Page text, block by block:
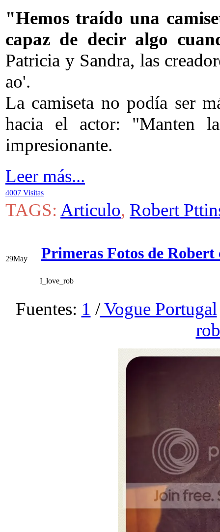
"Hemos traído una
capaz de decir algo
Patricia y Sandra, las
ao'.
La camiseta no podía ser
hacia el actor: "Manten
impresionante.
Leer más...
4007 Visitas
TAGS: Articulo, Robert
29May Primeras Fotos de
I_love_rob
Fuentes: 1 /Vogue Portugal